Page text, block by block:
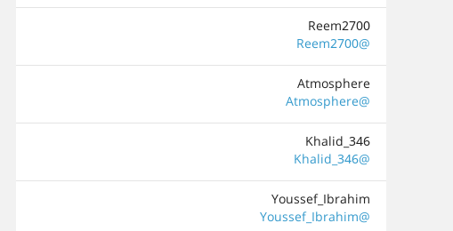
Reem2700
@Reem2700
Atmosphere
@Atmosphere
Khalid_346
@Khalid_346
Youssef_Ibrahim
@Youssef_Ibrahim